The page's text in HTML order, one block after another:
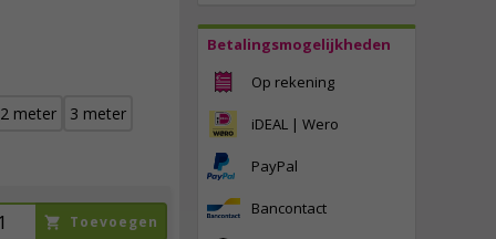
Betalingsmogelijkheden
Op rekening
iDEAL | Wero
PayPal
Bancontact
2 meter
3 meter
Toevoegen